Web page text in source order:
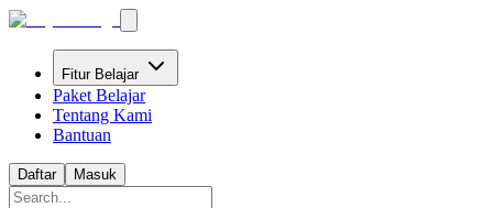
Fitur Belajar
Paket Belajar
Tentang Kami
Bantuan
Daftar Masuk